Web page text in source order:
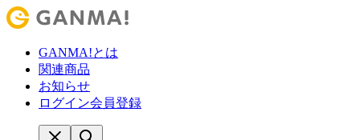
GANMA!とは
関連商品
お知らせ
ログイン会員登録